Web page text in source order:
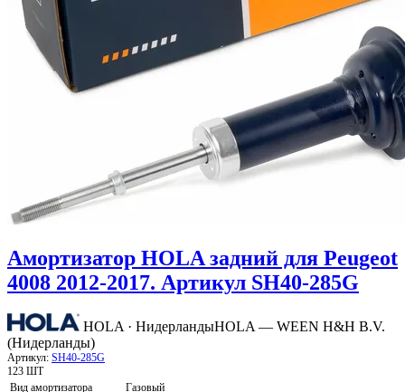
Амортизатор HOLA задний для Peugeot
4008 2012-2017. Артикул SH40-285G
HOLA · НидерландыHOLA — WEEN H&H B.V.
(Нидерланды)
Артикул: SH40-285G
123 ШТ
Вид амортизатора
Газовый